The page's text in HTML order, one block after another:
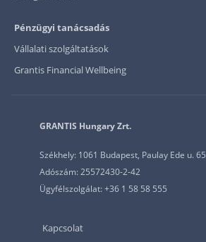
Pénzügyi tanácsadás
Vállalati szolgáltatások
Grantis Financial Wellbeing
GRANTIS Hungary Zrt.
Székhely: 1061 Budapest, Paulay Ede u. 65
Adószám: 25572430-2-42
Ügyfélszolgálat: +36 1 58 58 555
Kapcsolat